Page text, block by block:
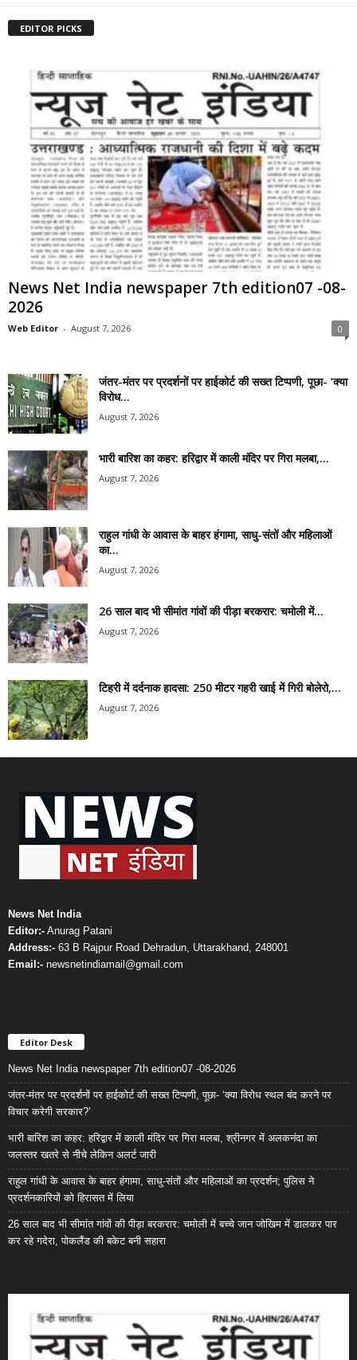
EDITOR PICKS
News Net India newspaper 7th edition07 -08-
2026
Web Editor - August 7, 2026 0
जंतर-मंतर पर प्रदर्शनों पर हाईकोर्ट की सख्त टिप्पणी, पूछा- ‘क्या
विरोध...
August 7, 2026
भारी बारिश का कहर: हरिद्वार में काली मंदिर पर गिरा मलबा,...
August 7, 2026
राहुल गांधी के आवास के बाहर हंगामा, साधु-संतों और महिलाओं
का...
August 7, 2026
26 साल बाद भी सीमांत गांवों की पीड़ा बरकरार: चमोली में...
August 7, 2026
टिहरी में दर्दनाक हादसा: 250 मीटर गहरी खाई में गिरी बोलेरो,...
August 7, 2026
News Net India
Editor:- Anurag Patani
Address:- 63 B Rajpur Road Dehradun, Uttarakhand, 248001
Email:- newsnetindiamail@gmail.com
Editor Desk
News Net India newspaper 7th edition07 -08-2026
जंतर-मंतर पर प्रदर्शनों पर हाईकोर्ट की सख्त टिप्पणी, पूछा- ‘क्या विरोध स्थल बंद करने पर
विचार करेगी सरकार?’
भारी बारिश का कहर: हरिद्वार में काली मंदिर पर गिरा मलबा, श्रीनगर में अलकनंदा का
जलस्तर खतरे से नीचे लेकिन अलर्ट जारी
राहुल गांधी के आवास के बाहर हंगामा, साधु-संतों और महिलाओं का प्रदर्शन; पुलिस ने
प्रदर्शनकारियों को हिरासत में लिया
26 साल बाद भी सीमांत गांवों की पीड़ा बरकरार: चमोली में बच्चे जान जोखिम में डालकर पार
कर रहे गदेरा, पोकलैंड की बकेट बनी सहारा